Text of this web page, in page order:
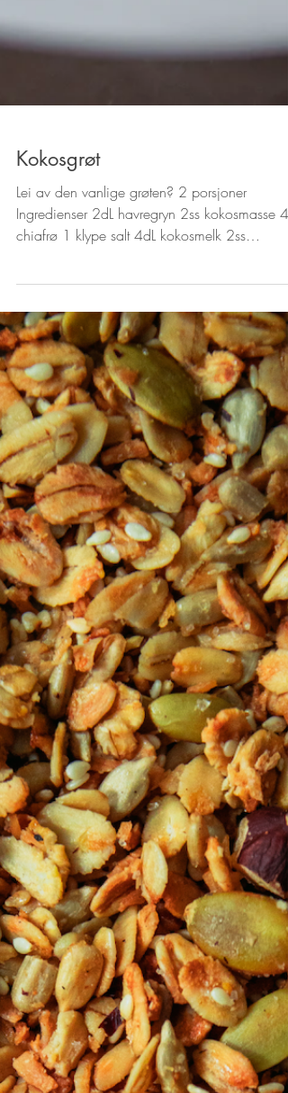
Kokosgrøt
Lei av den vanlige grøten? 2 porsjoner
chiafrø 1 klype salt 4dL kokosmelk 2ss
kokoskrem 2ts...